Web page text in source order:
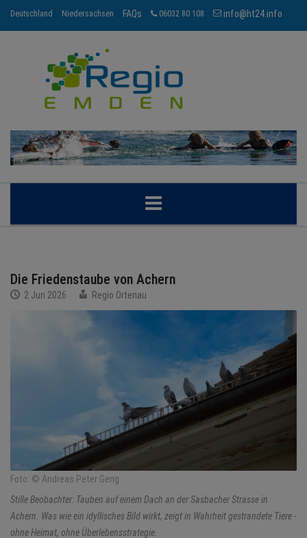
Deutschland Niedersachsen FAQs 06032 80 108 info@ht24.info
BRANCHEN
KONTAKT
Die Friedenstaube von Achern
2 Jun 2026 Regio Ortenau
Foto: © Andreas Peter Geng
Stille Beobachter: Tauben auf einem Dach an der Sasbacher Strasse in
Achern. Was wie ein idyllisches Bild wirkt, zeigt in Wahrheit gestrandete Tiere -
ohne Heimat, ohne Überlebensstrategie.